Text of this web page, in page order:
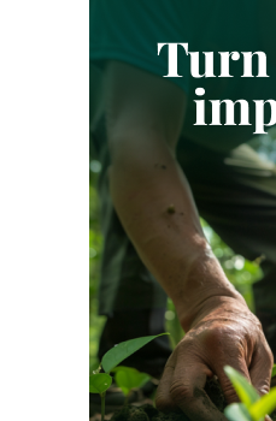
DUITSLAND
DUURZAAMHEID
DUURZAME
ETS EU ETS
EUROPESE UNIE
GOLD STANDARD
GREEN EARTH
GROENE
INDONESIË
KLARNA
KOOKTOESTELLEN